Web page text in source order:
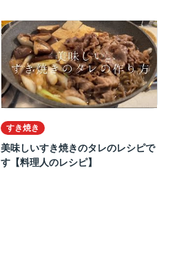
すき焼き
美味しいすき焼きのタレのレシピで
す【料理人のレシピ】